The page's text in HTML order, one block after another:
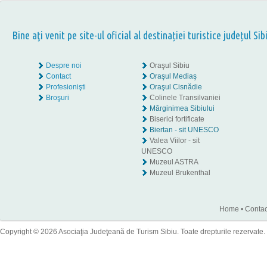
Bine aţi venit pe site-ul oficial al destinației turistice județul
Despre noi
Contact
Profesionişti
Broşuri
Oraşul Sibiu
Oraşul Mediaş
Oraşul Cisnădie
Colinele Transilvaniei
Mărginimea Sibiului
Biserici fortificate
Biertan - sit UNESCO
Valea Viilor - sit
UNESCO
Muzeul ASTRA
Muzeul Brukenthal
Home •
Copyright © 2026 Asociaţia Judeţeană de Turism Sibiu. Toate drepturile rezervate.